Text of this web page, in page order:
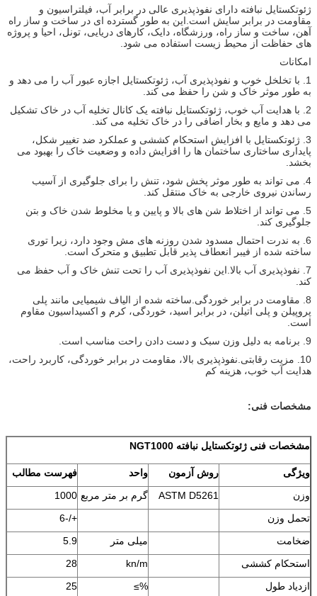
ژئوتکستایل نبافته دارای نفوذپذیری عالی در برابر آب، فیلتراسیون و
مقاومت در برابر سایش است.این به طور گسترده ای در ساخت و ساز راه
آهن، ساخت و ساز راه، ورزشگاه، دایک، کارهای دریایی، تونل، احیا و پروژه
های حفاظت از محیط زیست استفاده می شود.
امکانات
1. با تخلخل خوب و نفوذپذیری آب، ژئوتکستایل اجازه عبور آب را می دهد و
به طور موثر خاک و شن را حفظ می کند.
2. با هدایت آب خوب، ژئوتکستایل نبافته یک کانال تخلیه آب در خاک تشکیل
می دهد و مایع و بخار اضافی را در خاک تخلیه می کند.
3. ژئوتکستایل با افزایش استحکام کششی و عملکرد ضد تغییر شکل،
پایداری ساختاری ساختمان ها را افزایش داده و وضعیت خاک را بهبود می
بخشد.
4. می تواند به طور موثر پخش شود، تنش را برای جلوگیری از آسیب
رساندن نیروی خارجی به خاک منتقل کند.
5. می تواند از اختلاط شن های بالا و پایین و یا مخلوط شدن خاک و بتن
جلوگیری کند.
6. به ندرت احتمال مسدود شدن روزنه های مش وجود دارد، زیرا توری
ساخته شده از فیبر انعطاف پذیر قابل تطبیق و متحرک است.
7. نفوذپذیری آب بالا.این نفوذپذیری آب را تحت تنش خاک و آب حفظ می
کند.
8. مقاومت در برابر خوردگی.ساخته شده از الیاف شیمیایی مانند پلی
پروپیلن و پلی اتیلن، در برابر اسید، خوردگی، کرم و اکسیداسیون مقاوم
است.
9. برنامه به دلیل وزن سبک و دست دادن راحت مناسب است.
10. مزیت رقابتی.نفوذپذیری بالا، مقاومت در برابر خوردگی، کاربرد راحت،
هدایت آب خوب، هزینه کم
مشخصات فنی:
مشخصات فنی ژئوتکستایل نبافته NGT1000
ویژگی روش آزمون واحد
فهرست مطالب
وزن
ASTM D5261 گرم بر متر مربع 1000
تحمل وزن
+/-6
ضخامت
میلی متر
5.9
استحکام کششی
kn/m
28
ازدیاد طول
%≥
25